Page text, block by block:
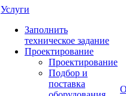
Услуги
Заполнить
техническое задание
Проектирование
Проектирование
Подбор и
поставка